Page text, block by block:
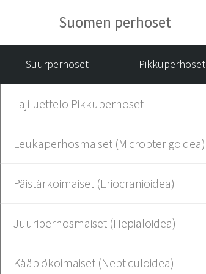
Suomen perhoset
Suurperhoset Pikkuperhoset
Lajiluettelo Pikkuperhoset
Leukaperhosmaiset (Micropterigoidea)
Päistärkoimaiset (Eriocranioidea)
Juuriperhosmaiset (Hepialoidea)
Kääpiökoimaiset (Nepticuloidea)